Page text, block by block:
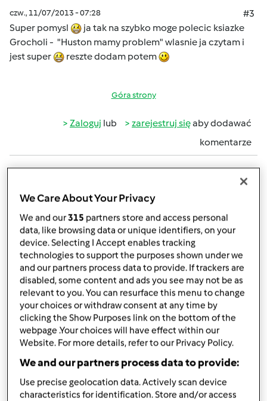
czw., 11/07/2013 - 07:28
#3
Super pomysl
ja tak na szybko moge polecic ksiazke
Grocholi - "Huston mamy problem" wlasnie ja czytam i
jest super
reszte dodam potem
Góra strony
Zaloguj lub zarejestruj sięaby dodawać
komentarze
Mixi Dołączył : 08.11.2010
czw., 11/07/2013 - 08:54
A czy czytaliście książki, które inspirują Was kulinarnie?
Góra strony
Zalogujlub zarejestruj sięaby dodawać
komentarze
gabi49 Dołączył : 29.04.2011
We Care About Your Privacy
We and our315 partners store and access personal
data, like browsing data or unique identifiers, on your
device. Selecting I Accept enables tracking
technologies to support the purposes shown under we
and our partners process data to provide. If trackers are
disabled, some content and ads you see may not be as
relevant to you. You can resurface this menu to change
your choices or withdraw consent at any time by
clicking the Show Purposes link on the bottom of the
webpage .Your choices will have effect within our
Website. For more details, refer to our Privacy Policy.
We and our partners process data to provide:
Use precise geolocation data. Actively scan device
characteristics for identification. Store and/or access